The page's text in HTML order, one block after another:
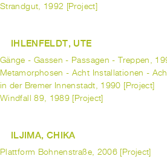
Strandgut, 1992 [Project]
IHLENFELDT, UTE
Gänge - Gassen - Passagen - Treppen,
Metamorphosen - Acht Installationen -
in der Bremer Innenstadt, 1990 [Project]
Windfall 89, 1989 [Project]
ILJIMA, CHIKA
Plattform Bohnenstraße, 2006 [Project]